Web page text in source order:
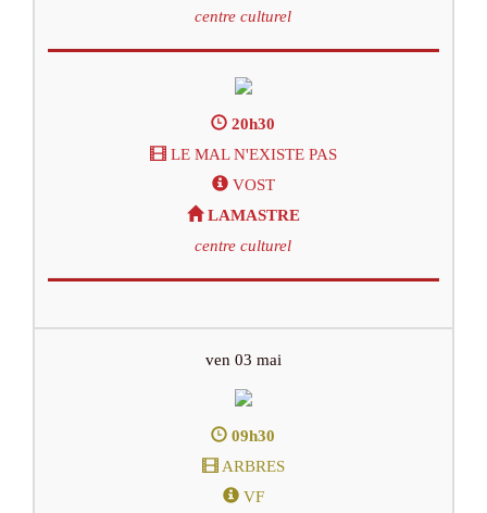
centre culturel
20h30
LE MAL N'EXISTE PAS
VOST
LAMASTRE
centre culturel
ven 03 mai
09h30
ARBRES
VF